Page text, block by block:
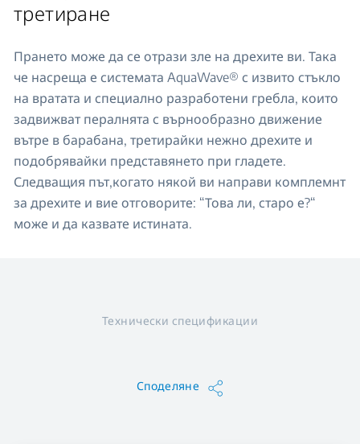
третиране
Прането може да се отрази зле на дрехите ви. Така
че насреща е системата AquaWave® с извито стъкло
на вратата и специално разработени гребла, които
задвижват пералнята с върнообразно движение
вътре в барабана, третирайки нежно дрехите и
подобрявайки представянето при гладете.
Следващия път,когато някой ви направи комплемнт
за дрехите и вие отговорите: “Това ли, старо е?“
може и да казвате истината.
Технически спецификации
Споделяне